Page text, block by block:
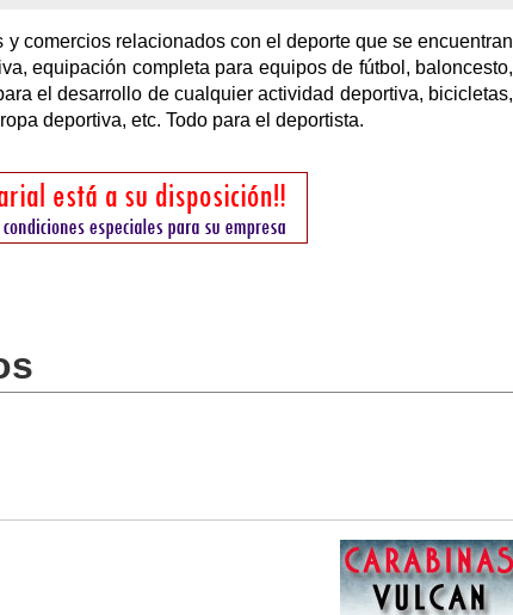
comercios relacionados con el deporte que se encuentran
equipación completa para equipos de fútbol, baloncesto,
el desarrollo de cualquier actividad deportiva, bicicletas,
deportiva, etc. Todo para el deportista.